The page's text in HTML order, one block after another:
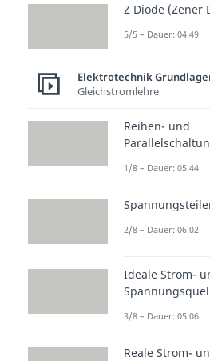
wie eine
gezeigt im
Im Vergleich
Aufbau mit
ist der
sich nun
Z Diode (Zener
5/5 – Dauer: 04:49
Elektrotechnik
Gleichstromlehre
Reihen- und
1/8 – Dauer: 05:44
2/8 – Dauer: 06:02
Ideale Strom-
3/8 – Dauer: 05:06
Reale Strom-